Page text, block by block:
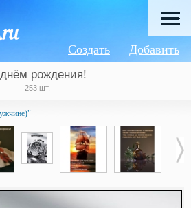
Добавить
Создать
рождения!
253 шт.